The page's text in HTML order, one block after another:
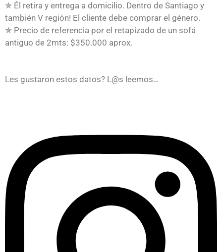
✯ Él retira y entrega a domicilio. Dentro de Santiago y
también V región! El cliente debe comprar el género.
✯ Precio de referencia por el retapizado de un sofá
antiguo de 2mts: $350.000 aprox.
Les gustaron estos datos? L@s leemos…